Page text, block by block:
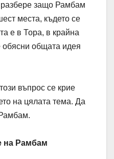
защо Рамбам
места, където се
е в Тора, в крайна
обясни общата идея
въпрос се крие
на цялата тема. Да
на Рамбам